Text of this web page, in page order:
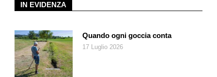
IN EVIDENZA
Quando ogni goccia conta
17 Luglio 2026